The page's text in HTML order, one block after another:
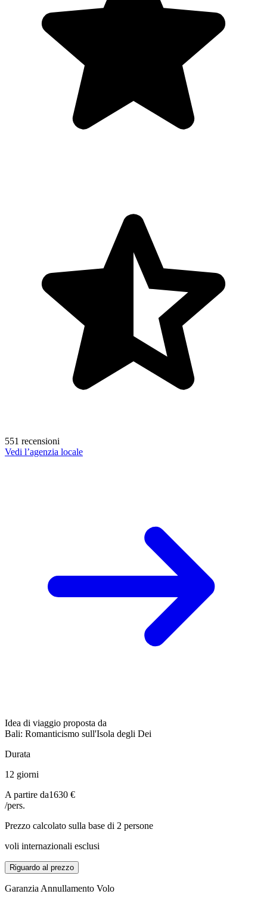
551 recensioni
Vedi l’agenzia locale
Idea di viaggio proposta da
Bali: Romanticismo sull'Isola degli Dei
Durata
12 giorni
A partire da1630 €
/pers.
Prezzo calcolato sulla base di 2 persone
voli internazionali esclusi
Riguardo al prezzo
Garanzia Annullamento Volo